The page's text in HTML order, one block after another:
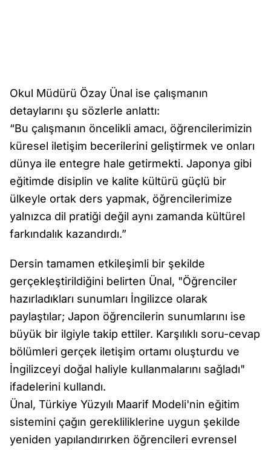
Okul Müdürü Özay Ünal ise çalışmanın
detaylarını şu sözlerle anlattı:
“Bu çalışmanın öncelikli amacı, öğrencilerimizin
küresel iletişim becerilerini geliştirmek ve onları
dünya ile entegre hale getirmekti. Japonya gibi
eğitimde disiplin ve kalite kültürü güçlü bir
ülkeyle ortak ders yapmak, öğrencilerimize
yalnızca dil pratiği değil aynı zamanda kültürel
farkındalık kazandırdı.”
Dersin tamamen etkileşimli bir şekilde
gerçekleştirildiğini belirten Ünal, "Öğrenciler
hazırladıkları sunumları İngilizce olarak
paylaştılar; Japon öğrencilerin sunumlarını ise
büyük bir ilgiyle takip ettiler. Karşılıklı soru-cevap
bölümleri gerçek iletişim ortamı oluşturdu ve
İngilizceyi doğal haliyle kullanmalarını sağladı"
ifadelerini kullandı.
Ünal, Türkiye Yüzyılı Maarif Modeli'nin eğitim
sistemini çağın gerekliliklerine uygun şekilde
yeniden yapılandırırken öğrencileri evrensel